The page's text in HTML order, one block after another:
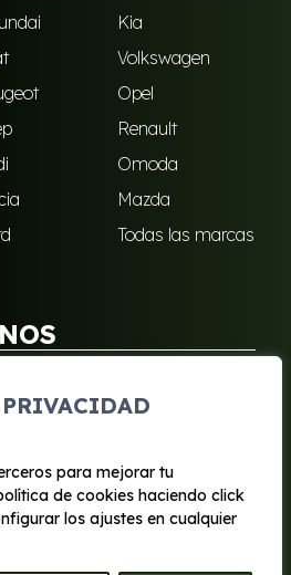
para mejorar tu
de cookies haciendo click
los ajustes en cualquier
Kia
Volkswagen
Opel
Renault
Omoda
Mazda
Todas las marcas
Santa Cruz
Segura Renting